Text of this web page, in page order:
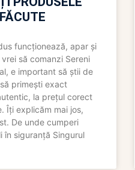
funcționează, apar și
să comanzi Sereni
e important să știi de
primești exact
la prețul corect
Îți explicăm mai jos,
De unde cumperi
în siguranță Singurul